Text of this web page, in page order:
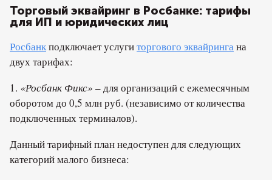
Торговый эквайринг в Росбанке: тарифы
для ИП и юридических лиц
Росбанкподключает услугиторгового эквайрингана
двух тарифах:
1. «Росбанк Фикс» – для организаций с ежемесячным
оборотом до 0,5 млн руб. (независимо от количества
подключенных терминалов).
Данный тарифный план недоступен для следующих
категорий малого бизнеса: